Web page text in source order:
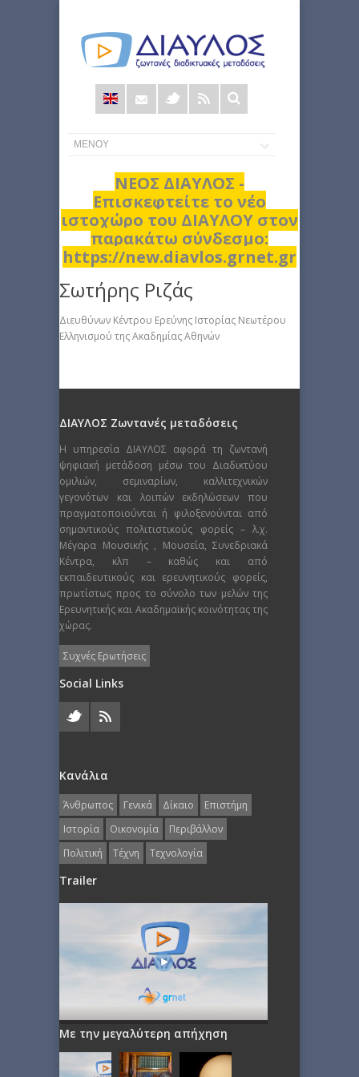
Φόρμα
αναζήτησης
ΝΕΟΣ ΔΙΑΥΛΟΣ -
Επισκεφτείτε το νέο
ιστοχώρο του ΔΙΑΥΛΟΥ στον
παρακάτω σύνδεσμο:
https://new.diavlos.grnet.gr
Σωτήρης Ριζάς
Διευθύνων Κέντρου Ερεύνης Ιστορίας Νεωτέρου
Ελληνισμού της Ακαδημίας Αθηνών
ΔΙΑΥΛΟΣ Ζωντανές μεταδόσεις
Η υπηρεσία ΔΙΑΥΛΟΣ αφορά τη ζωντανή
ψηφιακή μετάδοση μέσω του Διαδικτύου
ομιλιών, σεμιναρίων, καλλιτεχνικών
γεγονότων και λοιπών εκδηλώσεων που
πραγματοποιούνται ή φιλοξενούνται από
σημαντικούς πολιτιστικούς φορείς – λ.χ.
Μέγαρα Μουσικής , Μουσεία, Συνεδριακά
Κέντρα, κλπ – καθώς και από
εκπαιδευτικούς και ερευνητικούς φορείς,
πρωτίστως προς το σύνολο των μελών της
Ερευνητικής και Ακαδημαϊκής κοινότητας της
χώρας.
Συχνές Ερωτήσεις
Social Links
Κανάλια
Άνθρωπος Γενικά Δίκαιο
Επιστήμη
Ιστορία
Οικονομία
Περιβάλλον
Πολιτική
Τέχνη Τεχνολογία
Trailer
Με την μεγαλύτερη απήχηση